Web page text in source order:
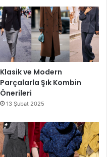
Klasik ve Modern
Parçalarla Şık Kombin
Önerileri
13 Şubat 2025